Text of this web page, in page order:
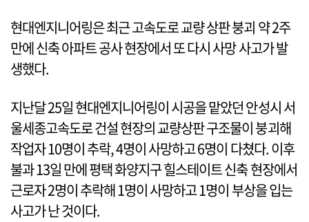
현대엔지니어링은 최근 고속도로 교량 상판 붕괴 약 2주
만에 신축 아파트 공사 현장에서 또 다시 사망 사고가 발
생했다.
지난달 25일 현대엔지니어링이 시공을 맡았던 안성시 서
울세종고속도로 건설 현장의 교량상판 구조물이 붕괴해
작업자 10명이 추락, 4명이 사망하고 6명이 다쳤다. 이후
불과 13일 만에 평택 화양지구 힐스테이트 신축 현장에서
근로자 2명이 추락해 1명이 사망하고 1명이 부상을 입는
사고가 난 것이다.